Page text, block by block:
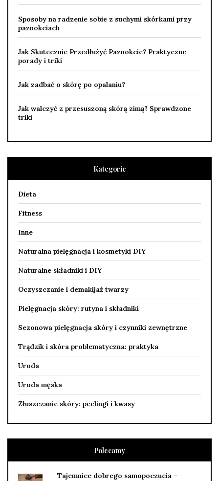
Sposoby na radzenie sobie z suchymi skórkami przy
paznokciach
Jak Skutecznie Przedłużyć Paznokcie? Praktyczne
porady i triki
Jak zadbać o skórę po opalaniu?
Jak walczyć z przesuszoną skórą zimą? Sprawdzone
triki
Kategorie
Dieta
Fitness
Inne
Naturalna pielęgnacja i kosmetyki DIY
Naturalne składniki i DIY
Oczyszczanie i demakijaż twarzy
Pielęgnacja skóry: rutyna i składniki
Sezonowa pielęgnacja skóry i czynniki zewnętrzne
Trądzik i skóra problematyczna: praktyka
Uroda
Uroda męska
Złuszczanie skóry: peelingi i kwasy
Polecamy
Tajemnice dobrego samopoczucia –